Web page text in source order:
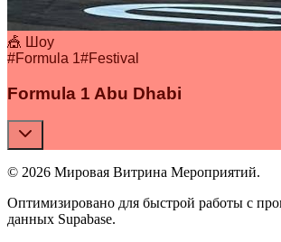
🎪 Шоу
#Formula 1#Festival
Formula 1 Abu Dhabi
© 2026 Мировая Витрина Мероприятий.
Оптимизировано для быстрой работы с
данных Supabase.